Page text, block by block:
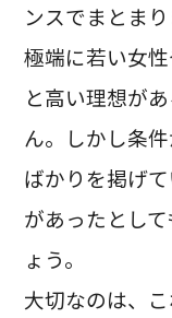
ンスでまとまり
極端に若い女
と高い理想が
ん。しかし条
ばかりを掲げ
があったとし
ょう。
大切なのは、